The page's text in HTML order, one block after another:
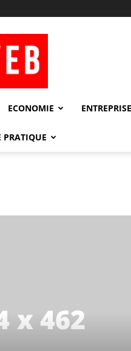
ECONOMIE ENTREPRISE
PRATIQUE